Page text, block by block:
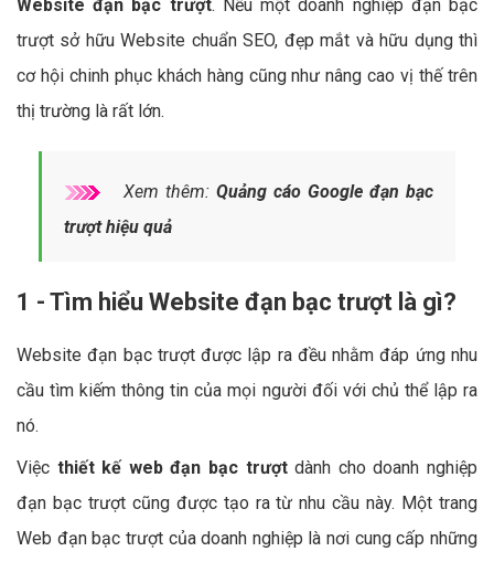
Website đạn bạc trượt. Nếu một doanh nghiệp đạn bạc
trượt sở hữu Website chuẩn SEO, đẹp mắt và hữu dụng thì
cơ hội chinh phục khách hàng cũng như nâng cao vị thế trên
thị trường là rất lớn.
Xem thêm: Quảng cáo Google đạn bạc
trượt hiệu quả
1 - Tìm hiểu Website đạn bạc trượt là gì?
Website đạn bạc trượt được lập ra đều nhằm đáp ứng nhu
cầu tìm kiếm thông tin của mọi người đối với chủ thể lập ra
nó.
Việc thiết kế web đạn bạc trượtdành cho doanh nghiệp
đạn bạc trượt cũng được tạo ra từ nhu cầu này. Một trang
Web đạn bạc trượt của doanh nghiệp là nơi cung cấp những